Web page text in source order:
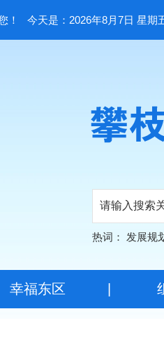
！ 今天是：2026年8月7日 星期
热词： 发展规
幸福东区